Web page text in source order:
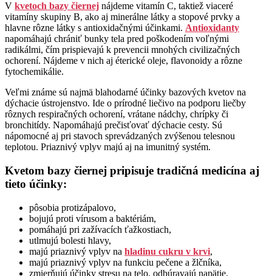
V kvetoch bazy čiernej nájdeme vitamín C, taktiež viaceré
vitamíny skupiny B, ako aj minerálne látky a stopové prvky a
hlavne rôzne látky s antioxidačnými účinkami. Antioxidanty
napomáhajú chrániť bunky tela pred poškodením voľnými
radikálmi, čím prispievajú k prevencii mnohých civilizačných
ochorení. Nájdeme v nich aj éterické oleje, flavonoidy a rôzne
fytochemikálie.
Veľmi známe sú najmä blahodarné účinky bazových kvetov na
dýchacie ústrojenstvo. Ide o prírodné liečivo na podporu liečby
rôznych respiračných ochorení, vrátane nádchy, chrípky či
bronchitídy. Napomáhajú prečisťovať dýchacie cesty. Sú
nápomocné aj pri stavoch sprevádzaných zvýšenou telesnou
teplotou. Priaznivý vplyv majú aj na imunitný systém.
Kvetom bazy čiernej pripisuje tradičná medicína aj
tieto účinky:
pôsobia protizápalovo,
bojujú proti vírusom a baktériám,
pomáhajú pri zažívacích ťažkostiach,
utlmujú bolesti hlavy,
majú priaznivý vplyv na hladinu cukru v krvi,
majú priaznivý vplyv na funkciu pečene a žlčníka,
zmierňujú účinky stresu na telo, odbúravajú napätie,